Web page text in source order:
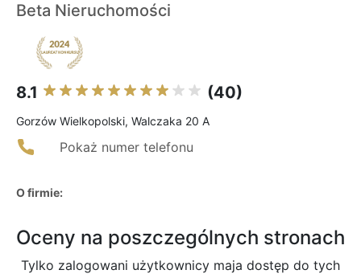
Beta Nieruchomości
8.1 (40)
Gorzów Wielkopolski, Walczaka 20 A
Pokaż numer telefonu
O firmie:
Oceny na poszczególnych stronach
Tylko zalogowani użytkownicy maja dostęp do tych